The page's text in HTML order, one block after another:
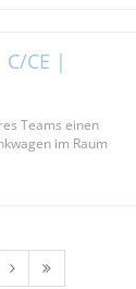
CE |
Teams einen
im Raum